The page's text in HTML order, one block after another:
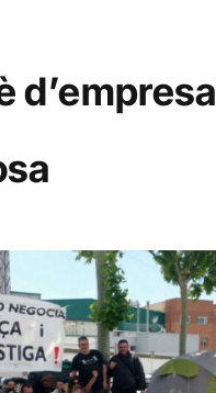
d’empresa